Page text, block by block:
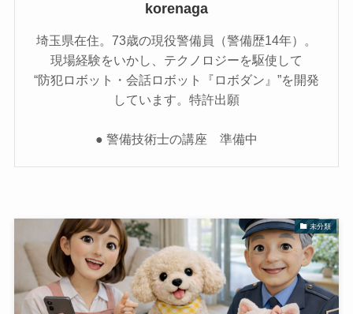
korenaga
埼玉県在住。73歳の現役警備員（警備歴14年）。
現場経験をいかし、テクノロジーを駆使して
“防犯ロボット・会話ロボット『ロボダン』”を開発
しています。特許出願
● 警備技術士の講座 準備中
未分類